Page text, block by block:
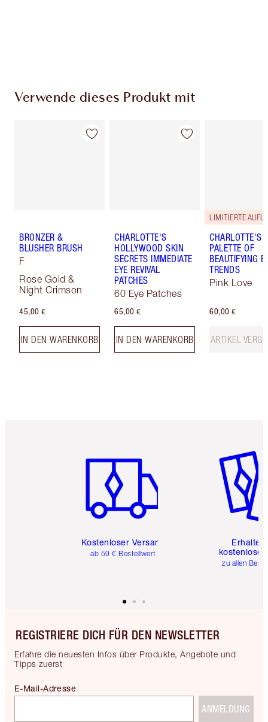
Verwende dieses Produkt mit
BRONZER &
BLUSHER BRUSH
F
Rose Gold &
Night Crimson
45,00 €
IN DEN WARENKORB
CHARLOTTE'S
HOLLYWOOD SKIN
SECRETS IMMEDIATE
EYE REVIVAL
PATCHES
60 Eye Patches
65,00 €
IN DEN WARENKORB
LIMITIERTE
CHARLOTTE'S
PALETTE OF
BEAUTIFYING
TRENDS
Pink Love
60,00 €
ARTIKEL
Kostenloser Versand
ab 59 € Bestellwert
Erhalte
kostenlose
zu allen
REGISTRIERE DICH FÜR DEN NEWSLETTER
Erfahre die neuesten Infos über Produkte, Angebote und
Tipps zuerst
E-Mail-Adresse
ANMELDUNG